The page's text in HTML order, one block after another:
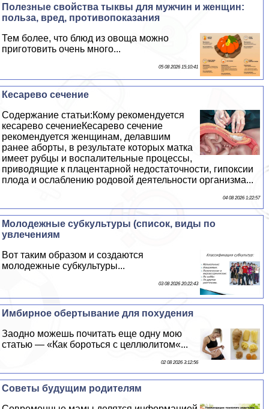
Полезные свойства тыквы для мужчин и женщин:
польза, вред, противопоказания
Тем более, что блюд из овоща можно
приготовить очень много...
05 08 2026 15:10:41
Кесарево сечение
Содержание статьи:Кому рекомендуется
кесарево сечениеКесарево сечение
рекомендуется женщинам, делавшим
ранее aбopты, в результате которых матка
имеет рубцы и воспалительные процессы,
приводящие к плацентарной недостаточности, гипоксии
плода и ослаблению родовой деятельности организма...
04 08 2026 1:22:57
Молодежные субкультуры (список, виды по
увлечениям
Вот таким образом и создаются
молодежные субкультуры...
03 08 2026 20:22:43
Имбирное обертывание для похудения
Заодно можешь почитать еще одну мою
статью — «Как бороться с целлюлитом«...
02 08 2026 3:12:56
Советы будущим родителям